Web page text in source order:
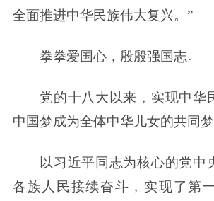
全面推进中华民族伟大复兴。”
拳拳爱国心，殷殷强国志。
党的十八大以来，实现中华
中国梦成为全体中华儿女的共同梦
以习近平同志为核心的党中
各族人民接续奋斗，实现了第